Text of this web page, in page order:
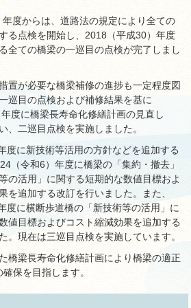
度からは、道路法の規定により全ての
る点検を開始し、2018（平成30）年度
全ての橋梁の一巡目の点検が完了しまし
置が必要な橋梁補修の進捗も一定程度図
巡目の点検および補修結果を基に
度に橋梁長寿命化修繕計画の見直し
、二巡目点検を実施しました。
度に新技術等活用の方針などを追加する
（令和6）年度に橋梁の「集約・撤去」
の活用」に関する短期的な数値目標およ
を追加する改訂を行いました。また、
度に横断歩道橋の「新技術等の活用」に
値目標およびコスト縮減効果を追加する
。現在は三巡目点検を実施しています。
橋梁長寿命化修繕計画により橋梁の適正
保を目指します。